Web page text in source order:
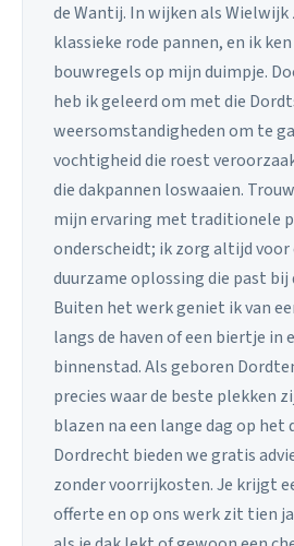
de Wantij. In wijken als Wielwijk
klassieke rode pannen, en ik
bouwregels op mijn duimpje.
heb ik geleerd om met die
weersomstandigheden om te
vochtigheid die roest
die dakpannen loswaaien.
mijn ervaring met traditionele
onderscheidt; ik zorg altijd voor
duurzame oplossing die past bij
Buiten het werk geniet ik van
langs de haven of een biertje in
binnenstad. Als geboren
precies waar de beste plekken
blazen na een lange dag op het
Dordrecht bieden we gratis
zonder voorrijkosten. Je krijgt
offerte en op ons werk zit tien